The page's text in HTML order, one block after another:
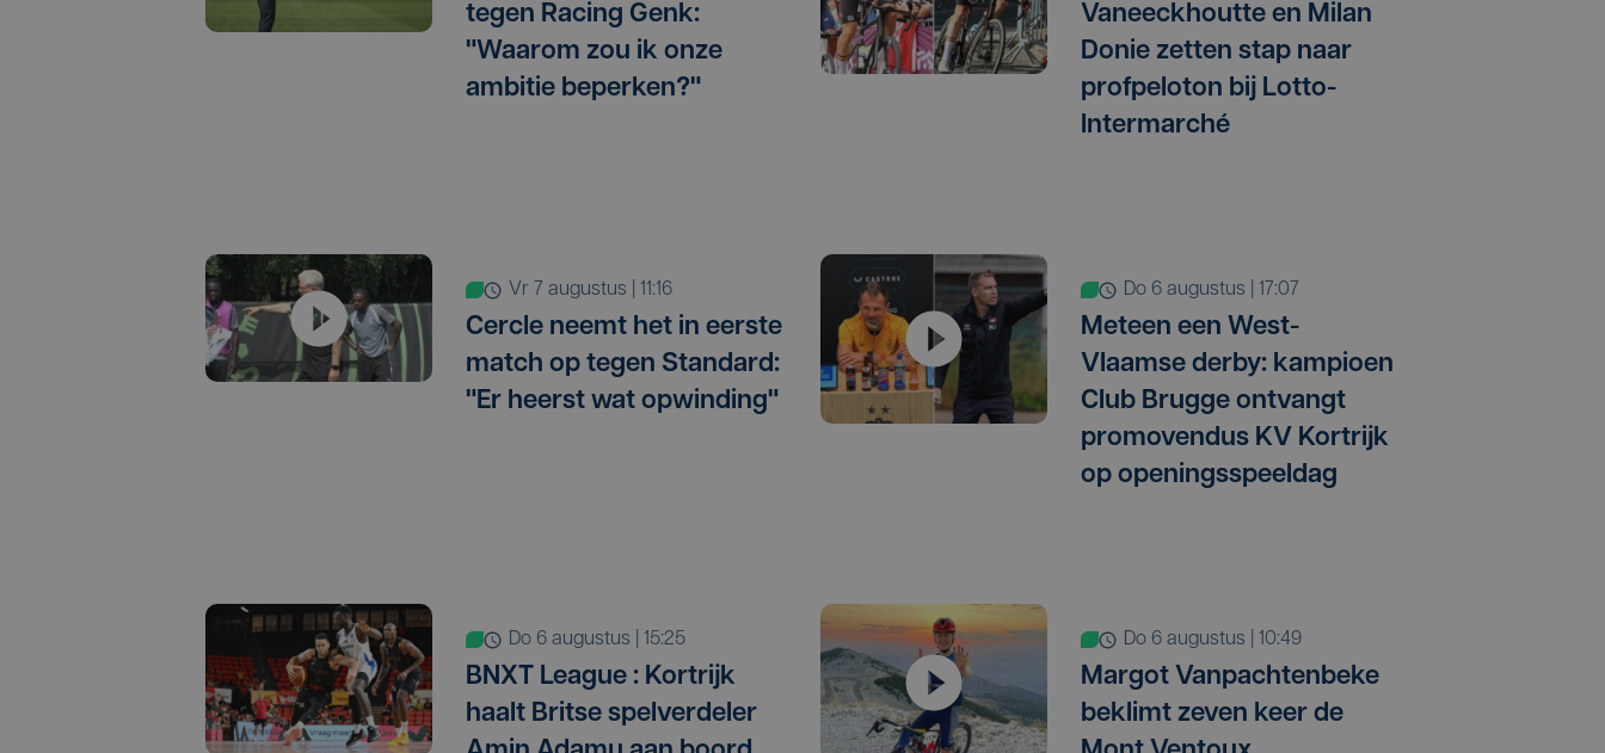
tegen Racing Genk:
"Waarom zou ik onze
ambitie beperken?"
Vaneeckhoutte en Milan
Donie zetten stap naar
profpeloton bij Lotto-
Intermarché
vr 7 augustus | 11:16
Cercle neemt het in eerste
match op tegen Standard:
"Er heerst wat opwinding"
do 6 augustus | 17:07
Meteen een West-
Vlaamse derby: kampioen
Club Brugge ontvangt
promovendus KV Kortrijk
op openingsspeeldag
do 6 augustus | 15:25
BNXT League : Kortrijk
haalt Britse spelverdeler
do 6 augustus | 10:49
Margot Vanpachtenbeke
beklimt zeven keer de